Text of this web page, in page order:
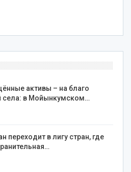
активы – на благо
села: в Мойынкумском…
переходит в лигу стран, где